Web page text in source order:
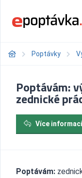
Poptávky
Poptávám:
zednické
Více informací
Poptávám: